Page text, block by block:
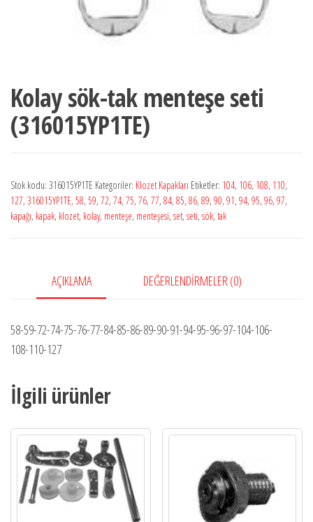
Kolay sök-tak menteşe seti
(316015YP1TE)
Stok kodu: 316015YP1TE Kategoriler: Klozet Kapakları Etiketler: 104, 106, 108, 110,
127, 316015YP1TE, 58, 59, 72, 74, 75, 76, 77, 84, 85, 86, 89, 90, 91, 94, 95, 96, 97,
kapağı, kapak, klozet, kolay, menteşe, menteşesi, set, seti, sök, tak
AÇIKLAMA DEĞERLENDIRMELER (0)
58-59-72-74-75-76-77-84-85-86-89-90-91-94-95-96-97-104-106-
108-110-127
İlgili ürünler